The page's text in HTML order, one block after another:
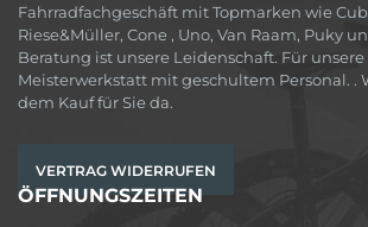
Fahrradfachgeschäft mit Topmarken wie
Riese&Müller, Cone , Uno, Van Raam, Puky
Beratung ist unsere Leidenschaft. Für
Meisterwerkstatt mit geschultem Personal. .
dem Kauf für Sie da.
VERTRAG WIDERRUFEN
ÖFFNUNGSZEITEN